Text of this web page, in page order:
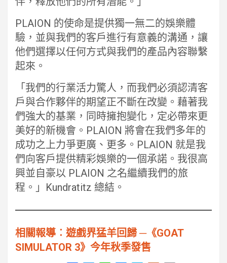
PLAION 的使命是提供獨一無二的娛樂體
驗，並與我們的客戶進行有意義的溝通，讓
他們選擇以任何方式與我們的產品內容聯繫
起來。
「我們的行業活力驚人，而我們必須認清客
戶與合作夥伴的期望正不斷在改變。藉著我
們強大的基業，同時擁抱變化，定必帶來更
美好的新機會。PLAION 將會在我們多年的
成功之上力爭更廣、更多。PLAION 就是我
們向客戶提供精彩娛樂的一個承諾。我很高
興並自豪以 PLAION 之名繼續我們的旅
程。」Kundratitz 總結。
相關報導︰遊戲界猛羊回歸 ─《GOAT
SIMULATOR 3》今年秋季發售